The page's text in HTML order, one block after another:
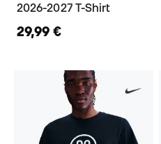
2026-2027 T-Shirt
29,99 €